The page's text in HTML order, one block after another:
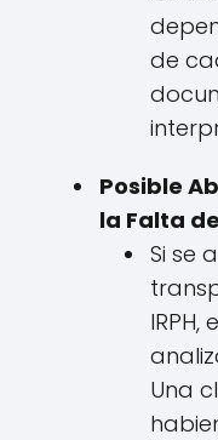
de
Posible
la Falta
Si se
Una